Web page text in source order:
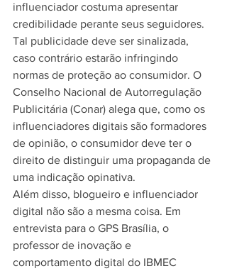
influenciador costuma apresentar
credibilidade perante seus seguidores.
Tal publicidade deve ser sinalizada,
caso contrário estarão infringindo
normas de proteção ao consumidor. O
Conselho Nacional de Autorregulação
Publicitária (Conar) alega que, como os
influenciadores digitais são formadores
de opinião, o consumidor deve ter o
direito de distinguir uma propaganda de
uma indicação opinativa.
Além disso, blogueiro e influenciador
digital não são a mesma coisa. Em
entrevista para o GPS Brasília, o
professor de inovação e
comportamento digital do IBMEC